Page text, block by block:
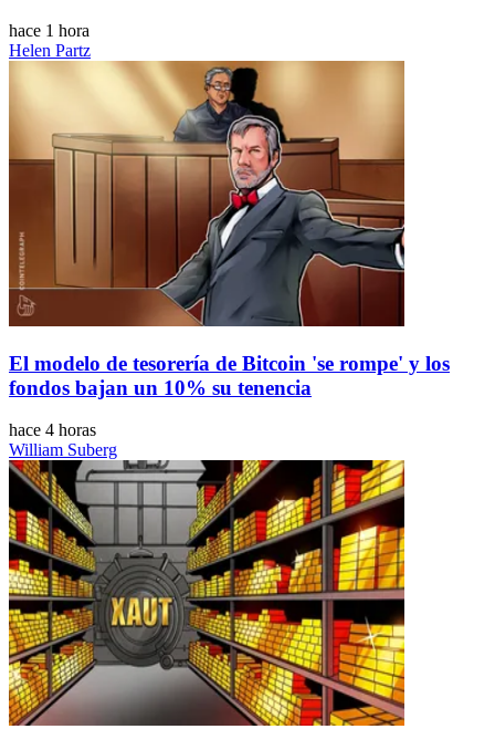
hace 1 hora
Helen Partz
El modelo de tesorería de Bitcoin 'se rompe' y los
fondos bajan un 10% su tenencia
hace 4 horas
William Suberg